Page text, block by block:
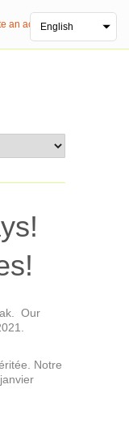
an account
Our
Notre
English